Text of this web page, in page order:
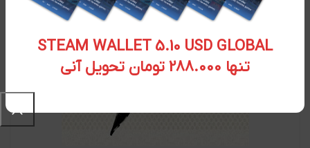
STEAM WALLET 5.10 USD GLOBAL
تنها 288.000 تومان تحویل آنی